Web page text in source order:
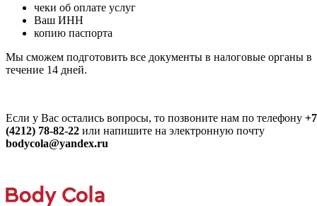
чеки об оплате услуг
Ваш ИНН
копию паспорта
Мы сможем подготовить все документы в налоговые органы в
течение 14 дней.
Если у Вас остались вопросы, то позвоните нам по телефону +7
(4212) 78-82-22 или напишите на электронную почту
bodycola@yandex.ru